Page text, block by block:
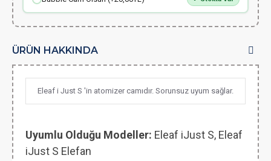
ÜRÜN HAKKINDA
Eleaf i Just S 'in atomizer camıdır. Sorunsuz uyum sağlar.
Uyumlu Olduğu Modeller: Eleaf iJust S, Eleaf
iJust S Elefan